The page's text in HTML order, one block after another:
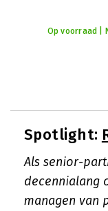
Op voorraad |
Spotlight:
Als senior-
decennialang
managen van